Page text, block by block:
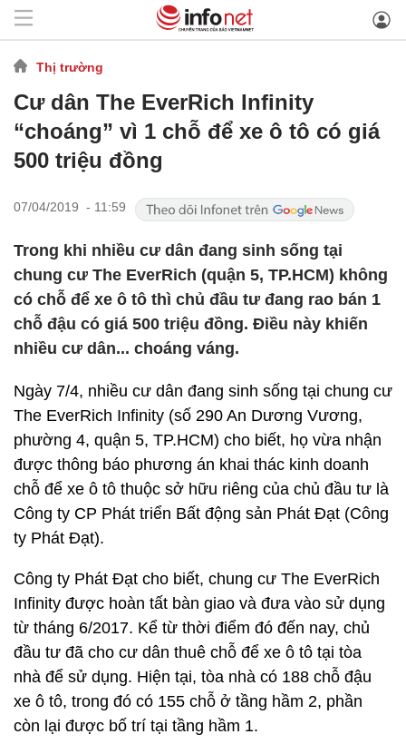
Thị trường
Cư dân The EverRich Infinity
“choáng” vì 1 chỗ để xe ô tô có giá
500 triệu đồng
07/04/2019 - 11:59
Trong khi nhiều cư dân đang sinh sống tại
chung cư The EverRich (quận 5, TP.HCM) không
có chỗ để xe ô tô thì chủ đầu tư đang rao bán 1
chỗ đậu có giá 500 triệu đồng. Điều này khiến
nhiều cư dân... choáng váng.
Ngày 7/4, nhiều cư dân đang sinh sống tại chung cư
The EverRich Infinity (số 290 An Dương Vương,
phường 4, quận 5, TP.HCM) cho biết, họ vừa nhận
được thông báo phương án khai thác kinh doanh
chỗ để xe ô tô thuộc sở hữu riêng của chủ đầu tư là
Công ty CP Phát triển Bất động sản Phát Đạt (Công
ty Phát Đạt).
Công ty Phát Đạt cho biết, chung cư The EverRich
Infinity được hoàn tất bàn giao và đưa vào sử dụng
từ tháng 6/2017. Kể từ thời điểm đó đến nay, chủ
đầu tư đã cho cư dân thuê chỗ để xe ô tô tại tòa
nhà để sử dụng. Hiện tại, tòa nhà có 188 chỗ đậu
xe ô tô, trong đó có 155 chỗ ở tầng hầm 2, phần
còn lại được bố trí tại tầng hầm 1.